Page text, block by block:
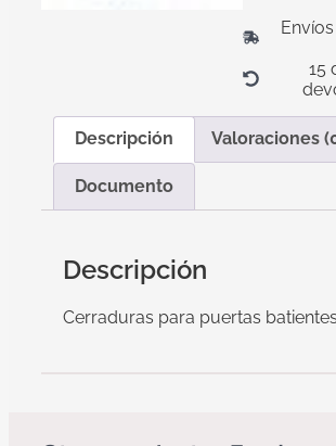
15
Descripción Valoraciones
Documento
Descripción
Cerraduras para puertas batientes